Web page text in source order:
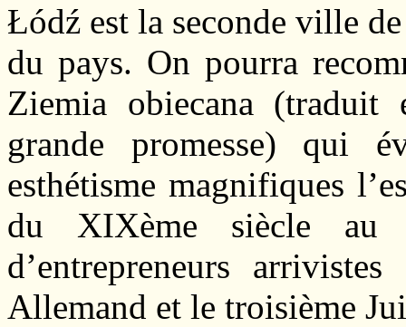
Łódź est la seconde ville
du pays. On pourra
Ziemia obiecana
grande promesse) qui
esthétisme magnifiques
du XIXème siècle au
d’entrepreneurs
Allemand et le troisième